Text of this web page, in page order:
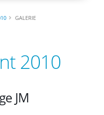
GALERIE
2010
JM